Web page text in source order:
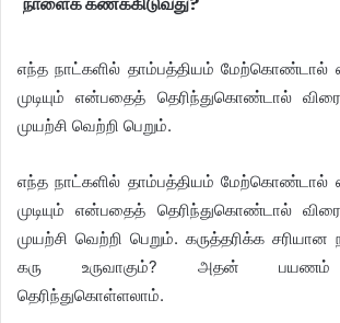
எந்த நாட்களில் தாம்பத்தியம் மேற்கொண்டால்
முடியும் என்பதைத் தெரிந்துகொண்டால்
முயற்சி வெற்றி பெறும்.
எந்த நாட்களில் தாம்பத்தியம் மேற்கொண்டால்
முடியும் என்பதைத் தெரிந்துகொண்டால்
முயற்சி வெற்றி பெறும். கருத்தரிக்க சரியான
கரு உருவாகும்? அதன் பயணம்
தெரிந்துகொள்ளலாம்.